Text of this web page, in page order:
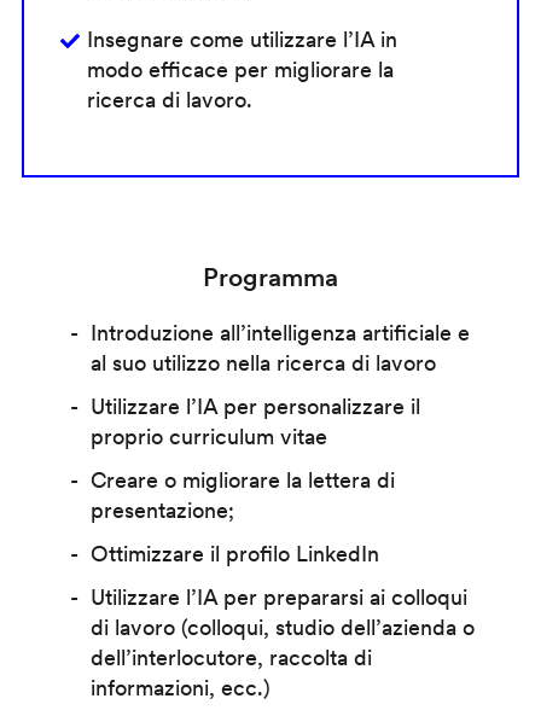
Insegnare come utilizzare l’IA in
modo efficace per migliorare la
ricerca di lavoro.
Programma
Introduzione all’intelligenza artificiale e
al suo utilizzo nella ricerca di lavoro
Utilizzare l’IA per personalizzare il
proprio curriculum vitae
Creare o migliorare la lettera di
presentazione;
Ottimizzare il profilo LinkedIn
Utilizzare l’IA per prepararsi ai colloqui
di lavoro (colloqui, studio dell’azienda o
dell’interlocutore, raccolta di
informazioni, ecc.)